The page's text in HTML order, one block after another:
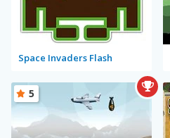
Space Invaders Flash
5